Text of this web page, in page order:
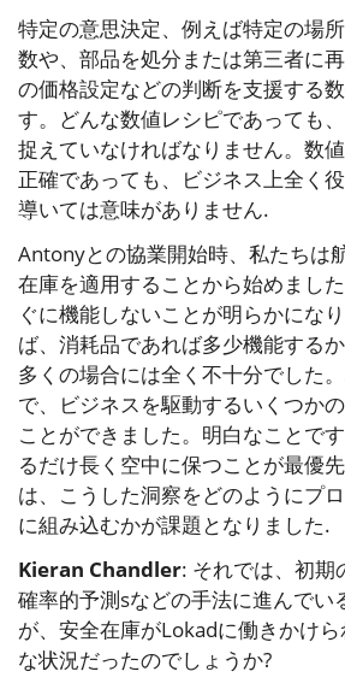
特定の意思決定、例えば特定の場
数や、部品を処分または第三者に
の価格設定などの判断を支援する
す。どんな数値レシピであっても
捉えていなければなりません。数
正確であっても、ビジネス上全く
導いては意味がありません.
Antonyとの協業開始時、私たちは
在庫を適用することから始めまし
ぐに機能しないことが明らかにな
ば、消耗品であれば多少機能するか
多くの場合には全く不十分でした
で、ビジネスを駆動するいくつか
ことができました。明白なことで
るだけ長く空中に保つことが最優
は、こうした洞察をどのようにプ
に組み込むかが課題となりました.
Kieran Chandler: それでは、初期
確率的予測sなどの手法に進んでい
が、安全在庫がLokadに働きかけ
な状況だったのでしょうか?